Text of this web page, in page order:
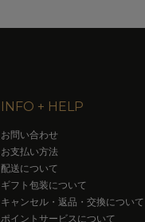
INFO + HELP
お問い合わせ
お支払い方法
配送について
ギフト包装について
キャンセル・返品・交換について
ポイントサービスについて